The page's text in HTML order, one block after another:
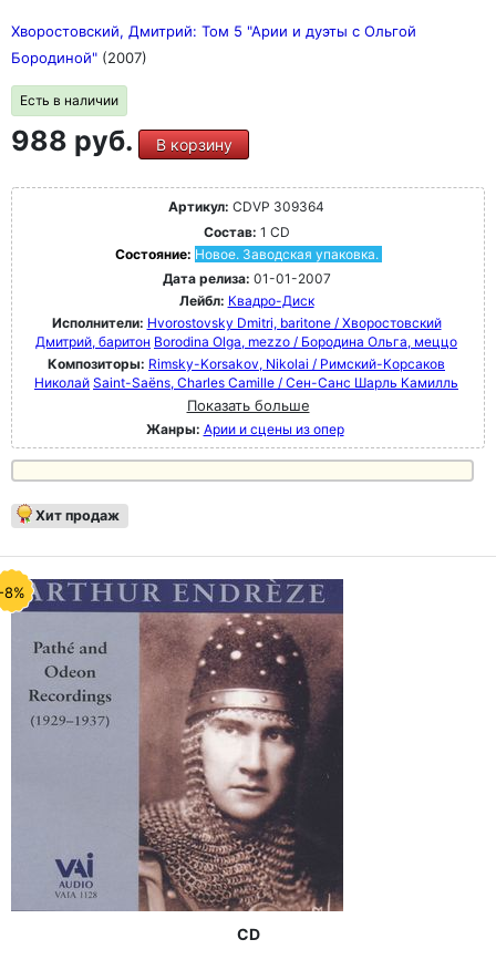
Хворостовский, Дмитрий: Том 5 "Арии и дуэты с Ольгой
Бородиной" (2007)
Есть в наличии
988 руб. В корзину
Артикул: CDVP 309364
Состав: 1 CD
Состояние: Новое. Заводская упаковка.
Дата релиза: 01-01-2007
Лейбл: Квадро-Диск
Исполнители: Hvorostovsky Dmitri, baritone / Хворостовский
Дмитрий, баритон Borodina Olga, mezzo / Бородина Ольга, меццо
Композиторы: Rimsky-Korsakov, Nikolai / Римский-Корсаков
Николай Saint-Saëns, Charles Camille / Сен-Санс Шарль Камилль
Показать больше
Жанры: Арии и сцены из опер
Хит продаж
8%
CD